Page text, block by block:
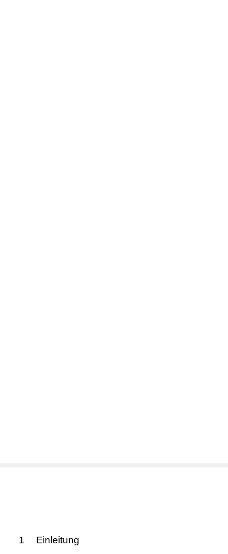
1 Einleitung